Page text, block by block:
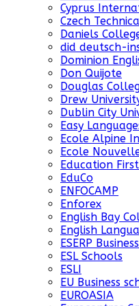
Cyprus
Czech
Daniels
did deutsch-
Dominion
Don Quijote
Douglas
Drew
Dublin City
Easy
Ecole Alpine
Ecole
Education
EduCo
ENFOCAMP
Enforex
English Bay
English
ESERP
ESL Schools
ESLI
EU Business
EUROASIA